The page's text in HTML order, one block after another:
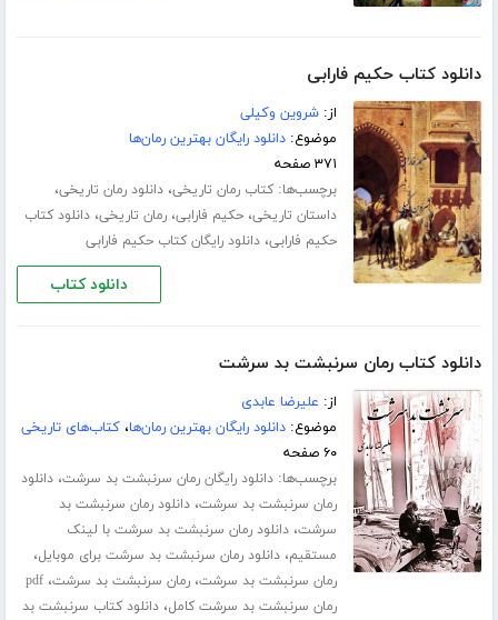
دانلود کتاب حکیم فارابی
از:شروین وکیلی
موضوع:دانلود رایگان بهترین رمان‌ها
۳۷۱ صفحه
برچسب‌ها:کتاب رمان تاریخی،دانلود رمان تاریخی،
داستان تاریخی،حکیم فارابی،رمان تاریخی،دانلود کتاب
حکیم فارابی،دانلود رایگان کتاب حکیم فارابی
دانلود کتاب
دانلود کتاب رمان سرنبشت بد سرشت
از: علیرضا عابدی
موضوع:دانلود رایگان بهترین رمان‌ها،کتاب‌های تاریخی
۶۰ صفحه
برچسب‌ها:دانلود رایگان رمان سرنبشت بد سرشت،دانلود
رمان سرنبشت بد سرشت،دانلود رمان سرنبشت بد
سرشت،دانلود رمان سرنبشت بد سرشت با لینک
مستقیم،دانلود رمان سرنبشت بد سرشت برای موبایل،
رمان سرنبشت بد سرشت،رمان سرنبشت بد سرشت،pdf
رمان سرنبشت بد سرشت کامل،دانلود کتاب سرنبشت بد